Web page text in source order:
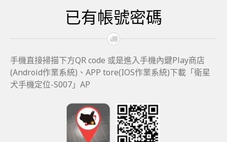
已有帳號密碼
手機直接掃描下方QR code 或是進入手機內鍵Play商店
(Android作業系統)、APP tore(IOS作業系統)下載「衛星
犬手機定位-S007」AP